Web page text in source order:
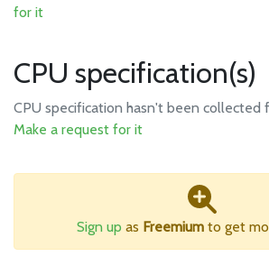
for it
CPU specification(s)
CPU specification hasn't been collected
Make a request for it
Sign up as Freemium to get